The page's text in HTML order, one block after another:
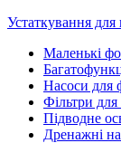
Устаткування для
Маленькі
Насоси для
Фільтри
Підводне
Дренажні